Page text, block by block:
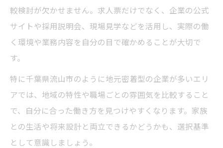
較検討が欠かせません。求人票だけでなく、企業の公式
サイトや採用説明会、現場見学などを活用し、実際の働
く環境や業務内容を自分の目で確かめることが大切で
す。
特に千葉県流山市のように地元密着型の企業が多いエリ
アでは、地域の特性や職場ごとの雰囲気を比較すること
で、自分に合った働き方を見つけやすくなります。家族
との生活や将来設計と両立できるかどうかも、選択基準
として意識しましょう。